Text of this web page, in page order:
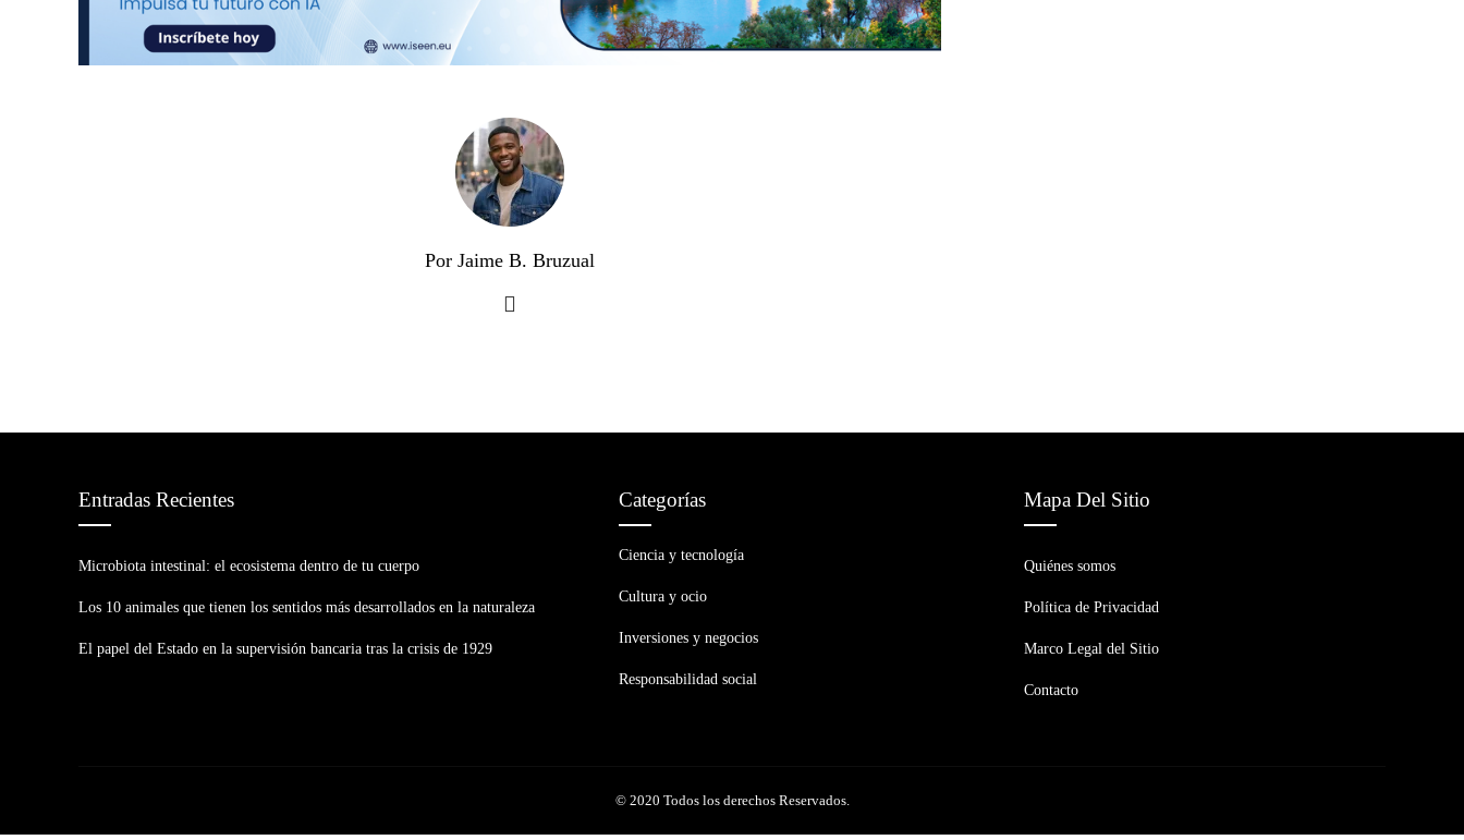
Por Jaime B. Bruzual
Entradas Recientes
Microbiota intestinal: el ecosistema dentro de tu cuerpo
Los 10 animales que tienen los sentidos más desarrollados en la naturaleza
El papel del Estado en la supervisión bancaria tras la crisis de 1929
Categorías
Ciencia y tecnología
Cultura y ocio
Inversiones y negocios
Responsabilidad social
Mapa Del Sitio
Quiénes somos
Política de Privacidad
Marco Legal del Sitio
Contacto
© 2020 Todos los derechos Reservados.